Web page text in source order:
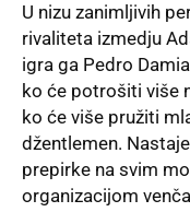
U nizu zanimljivih
rivaliteta izmedju
igra ga Pedro
ko će potrošiti više
ko će više pružiti
džentlemen.
prepirke na svim
organizacijom